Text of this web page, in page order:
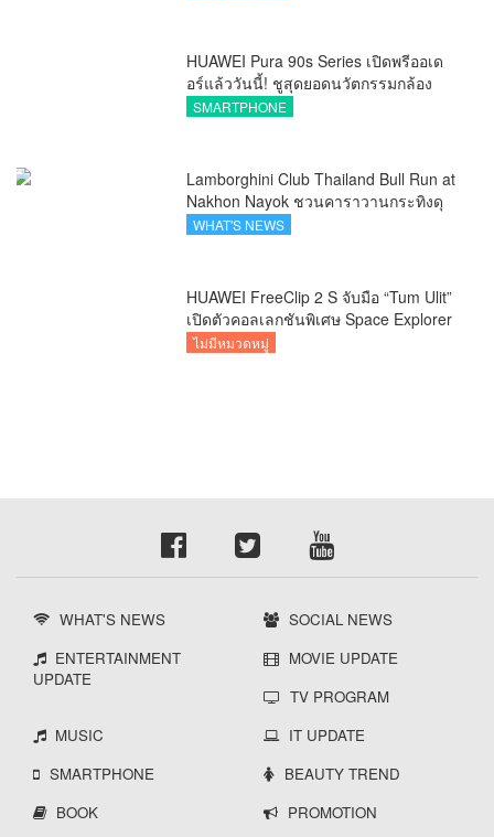
HUAWEI Pura 90s Series เปิดพรีออเด
อร์แล้ววันนี้! ชูสุดยอดนวัตกรรมกล้อง
พร้อม AI อัจฉริยะและ 5G Advanced
SMARTPHONE
Lamborghini Club Thailand Bull Run at
Nakhon Nayok ชวนคาราวานกระทิงดุ
สัมผัสธรรมชาติเมืองรอง ณ นครนายก
WHAT'S NEWS
HUAWEI FreeClip 2 S จับมือ “Tum Ulit”
เปิดตัวคอลเลกชันพิเศษ Space Explorer
ถ่ายทอดศิลปะบนเคสหูฟัง
ไม่มีหมวดหมู่
WHAT'S NEWS
SOCIAL NEWS
ENTERTAINMENT
UPDATE
MOVIE UPDATE
TV PROGRAM
MUSIC
IT UPDATE
SMARTPHONE
BEAUTY TREND
BOOK
PROMOTION